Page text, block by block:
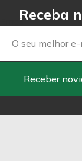
Receba
Email
Receber